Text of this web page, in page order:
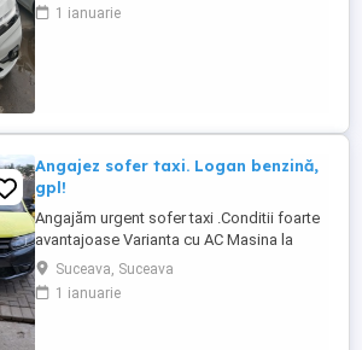
1 ianuarie
Angajez sofer taxi. Logan benzină,
gpl!
Angajăm urgent sofer taxi .Conditii foarte
avantajoase Varianta cu AC Masina la
dispoziția soferului .Pot fi si pensionari s-
au al doilea job .Vindem masini in rate cu
ramanere s au cedare.Mai multe detali la
Suceava, Suceava
1 ianuarie